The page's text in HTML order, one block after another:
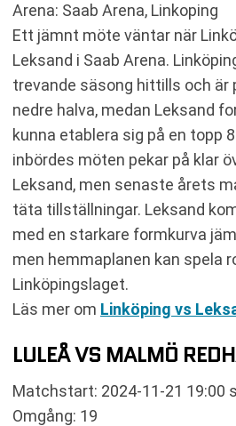
Arena: Saab Arena, Linkoping
Ett jämnt möte väntar när
Leksand i Saab Arena.
trevande säsong hittills och är
nedre halva, medan Leksand
kunna etablera sig på en topp
inbördes möten pekar på klar
Leksand, men senaste årets
täta tillställningar. Leksand
med en starkare formkurva
men hemmaplanen kan spela
Linköpingslaget.
Läs mer om Linköping vs
LULEÅ VS MALMÖ
Matchstart: 2024-11-21 19:00
Omgång: 19